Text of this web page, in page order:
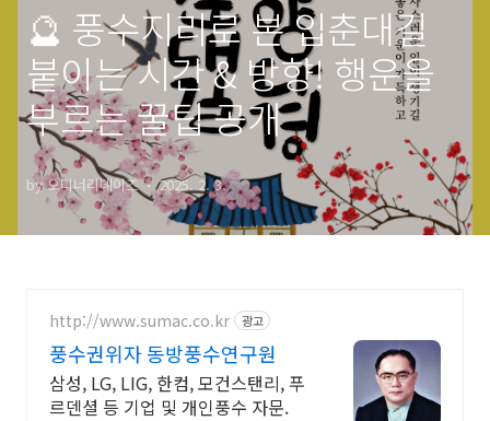
🔮 풍수지리로 본 입춘대길
붙이는 시간 & 방향! 행운을
부르는 꿀팁 공개
by 오디너리데이즈 2025. 2. 3.
http://www.sumac.co.kr 광고
풍수권위자 동방풍수연구원
삼성, LG, LIG, 한컴, 모건스탠리, 푸
르덴셜 등 기업 및 개인풍수 자문.